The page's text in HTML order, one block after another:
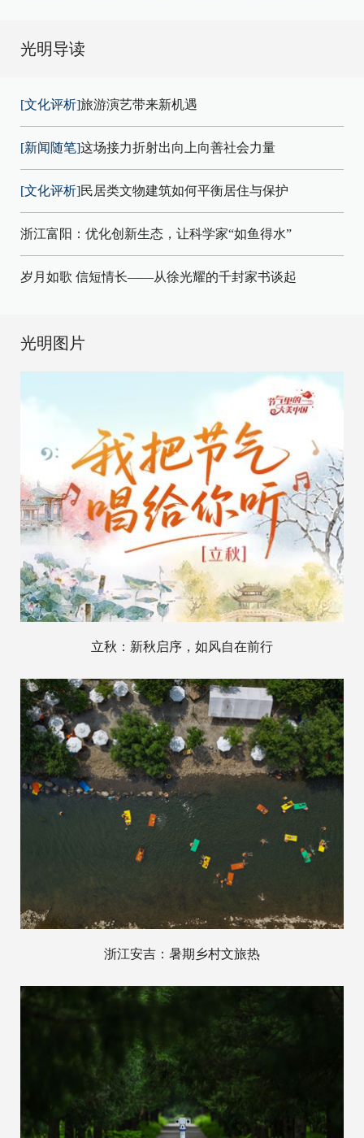
光明导读
[文化评析]旅游演艺带来新机遇
[新闻随笔]这场接力折射出向上向善社会力量
[文化评析]民居类文物建筑如何平衡居住与保护
浙江富阳：优化创新生态，让科学家“如鱼得水”
岁月如歌 信短情长——从徐光耀的千封家书谈起
光明图片
立秋：新秋启序，如风自在前行
浙江安吉：暑期乡村文旅热